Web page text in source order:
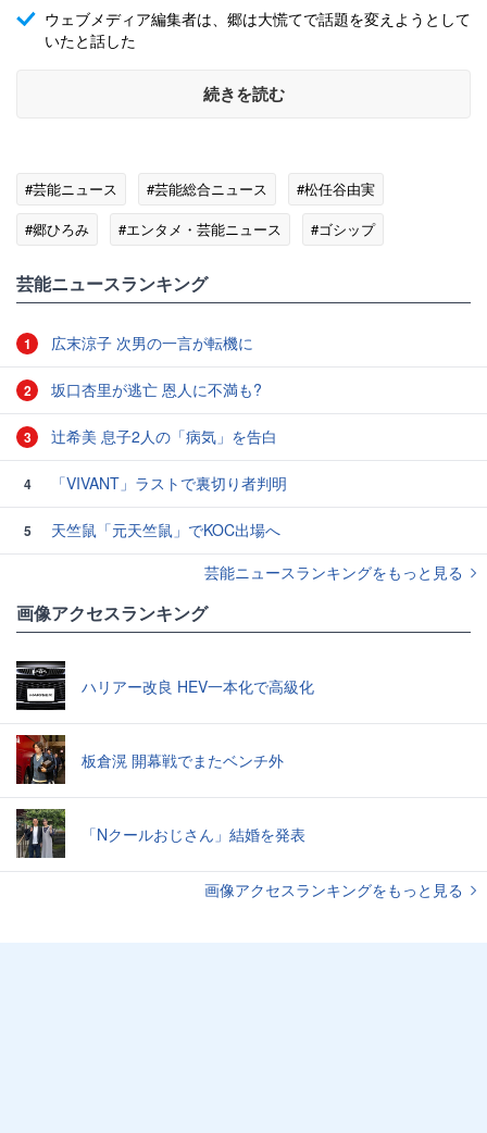
ウェブメディア編集者は、郷は大慌てで話題を変えようとして
いたと話した
続きを読む
#芸能ニュース #芸能総合ニュース
#松任谷由実
#郷ひろみ
#エンタメ・芸能ニュース #ゴシップ
芸能ニュースランキング
1 広末涼子 次男の一言が転機に
2 坂口杏里が逃亡 恩人に不満も?
3 辻希美 息子2人の「病気」を告白
4 「VIVANT」ラストで裏切り者判明
5
天竺鼠「元天竺鼠」でKOC出場へ
芸能ニュースランキングをもっと見る
画像アクセスランキング
ハリアー改良 HEV一本化で高級化
板倉滉 開幕戦でまたベンチ外
「Nクールおじさん」結婚を発表
画像アクセスランキングをもっと見る